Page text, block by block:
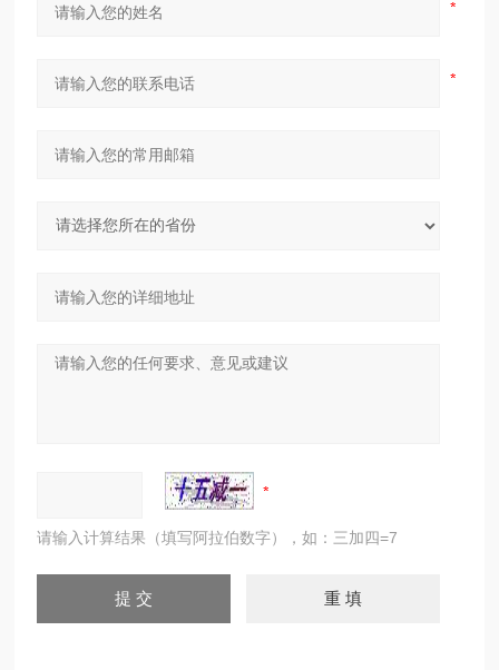
请输入计算结果（填写阿拉伯数字），如：三加四=7